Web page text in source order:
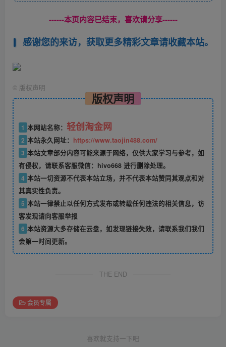
------本页内容已结束，喜欢请分享------
感谢您的来访，获取更多精彩文章请收藏本站。
© 版权声明
版权声明
1 本网站名称： 轻创淘金网
2 本站永久网址： https://www.taojin488.com/
3 本站文章部分内容可能来源于网络，仅供大家学习与参考，如
有侵权，请联系客服微信：hivo668 进行删除处理。
4 本站一切资源不代表本站立场，并不代表本站赞同其观点和对
其真实性负责。
5 本站一律禁止以任何方式发布或转载任何违法的相关信息，访
客发现请向客服举报
6 本站资源大多存储在云盘，如发现链接失效，请联系我们我们
会第一时间更新。
THE END
会员专属
喜欢就支持一下吧